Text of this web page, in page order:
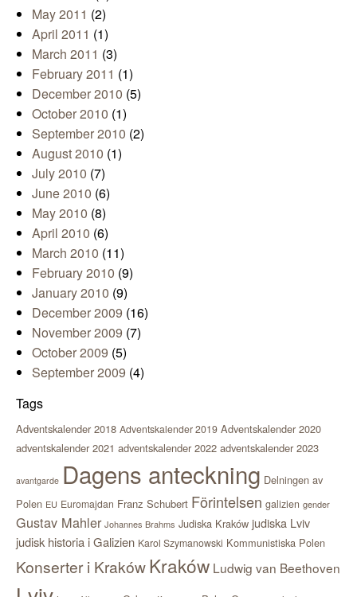
May 2011 (2)
April 2011 (1)
March 2011 (3)
February 2011 (1)
December 2010 (5)
October 2010 (1)
September 2010 (2)
August 2010 (1)
July 2010 (7)
June 2010 (6)
May 2010 (8)
April 2010 (6)
March 2010 (11)
February 2010 (9)
January 2010 (9)
December 2009 (16)
November 2009 (7)
October 2009 (5)
September 2009 (4)
Tags
Adventskalender 2018 Adventskalender 2019 Adventskalender 2020
adventskalender 2021 adventskalender 2022 adventskalender 2023
avantgarde Dagens anteckning Delningen av
Polen EU Euromajdan Franz Schubert Förintelsen galizien gender
Gustav Mahler Johannes Brahms Judiska Kraków judiska Lviv
judisk historia i Galizien Karol Szymanowski Kommunistiska Polen
Konserter i KrakówKraków Ludwig van Beethoven